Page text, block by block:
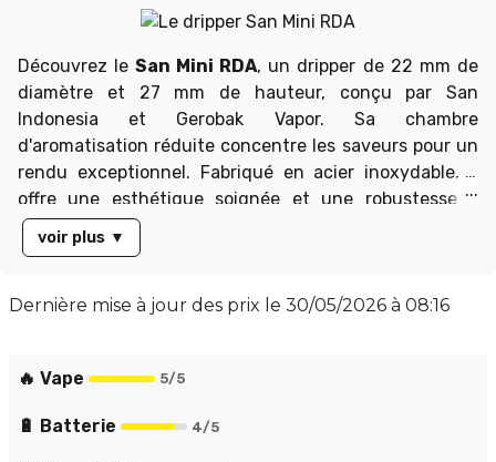
Découvrez le San Mini RDA, un dripper de 22 mm de
diamètre et 27 mm de hauteur, conçu par San
Indonesia et Gerobak Vapor. Sa chambre
d'aromatisation réduite concentre les saveurs pour un
rendu exceptionnel. Fabriqué en acier inoxydable, il
offre une esthétique soignée et une robustesse à
toute épreuve.
voir plus ▼
Dernière mise à jour des prix le 30/05/2026 à 08:16
🔥 Vape 5/5
🔋 Batterie 4/5